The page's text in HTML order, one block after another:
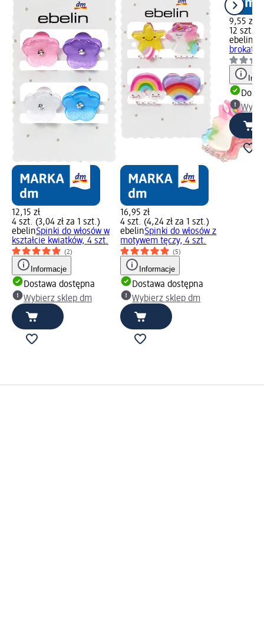
12,15 zł
4 szt. (3,04 zł za 1 szt.)
ebelinSpinki do włosów w
kształcie kwiatków, 4 szt.
(2)
Informacje
Dostawa dostępna
Wybierz sklep dm
16,95 zł
4 szt. (4,24 zł za 1 szt.)
ebelinSpinki do włosów z
motywem tęczy, 4 szt.
(5)
Informacje
Dostawa dostępna
Wybierz sklep dm
9,55 zł
12 szt.
ebelin